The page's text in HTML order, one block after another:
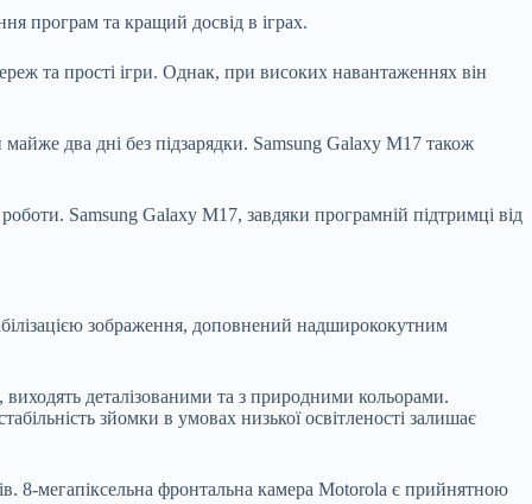
програм та кращий досвід в іграх.
та прості ігри. Однак, при високих навантаженнях він
два дні без підзарядки. Samsung Galaxy M17 також
Samsung Galaxy M17, завдяки програмній підтримці від
зображення, доповнений надширококутним
деталізованими та з природними кольорами.
зйомки в умовах низької освітленості залишає
8-мегапіксельна фронтальна камера Motorola є прийнятною